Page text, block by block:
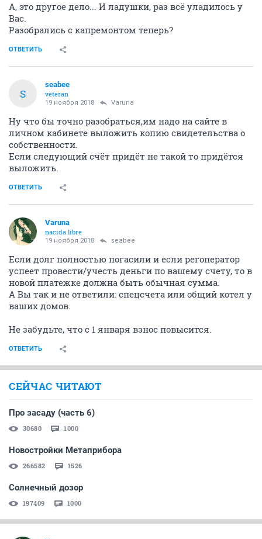
А, это другое дело... И ладушки, раз всё уладилось у
Вас.
Разобрались с капремонтом теперь?
ОТВЕТИТЬ
S
seabee
veteran
19 ноября 2018 Varuna
Ну что бы точно разобраться,им надо на сайте в
личном кабинете выложить копию свидетельства о
собственности.
Если следующий счёт придёт не такой то придётся
выложить.
ОТВЕТИТЬ
Varuna
nacida libre
19 ноября 2018 seabee
Если долг полностью погасили и если регоператор
успеет провести/учесть деньги по вашему счету, то в
новой платежке должна быть обычная сумма.
А Вы так и не ответили: спецсчета или общий котел у
ваших домов.
Не забудьте, что с 1 января взнос повысится.
ОТВЕТИТЬ
СЕЙЧАС ЧИТАЮТ
Про засаду (часть 6)
30680 1000
Новостройки Метаприбора
266582 1526
Солнечный дозор
197409 1000